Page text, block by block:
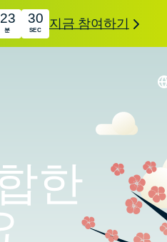
23
분
29
SEC 지금 참여하기
개 한